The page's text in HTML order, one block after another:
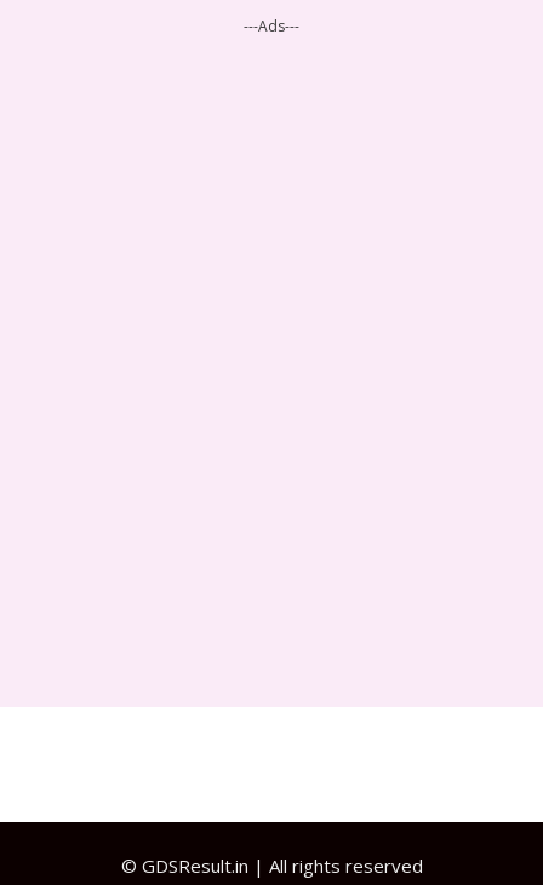
---Ads---
© GDSResult.in | All rights reserved